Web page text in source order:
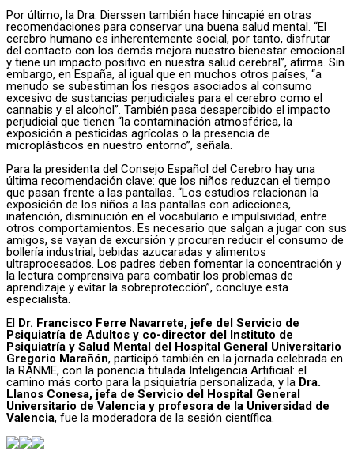
Por último, la Dra. Dierssen también hace hincapié en otras
recomendaciones para conservar una buena salud mental. “El
cerebro humano es inherentemente social, por tanto, disfrutar
del contacto con los demás mejora nuestro bienestar emocional
y tiene un impacto positivo en nuestra salud cerebral”, afirma. Sin
embargo, en España, al igual que en muchos otros países, “a
menudo se subestiman los riesgos asociados al consumo
excesivo de sustancias perjudiciales para el cerebro como el
cannabis y el alcohol”. También pasa desapercibido el impacto
perjudicial que tienen “la contaminación atmosférica, la
exposición a pesticidas agrícolas o la presencia de
microplásticos en nuestro entorno”, señala.
Para la presidenta del Consejo Español del Cerebro hay una
última recomendación clave: que los niños reduzcan el tiempo
que pasan frente a las pantallas. “Los estudios relacionan la
exposición de los niños a las pantallas con adicciones,
inatención, disminución en el vocabulario e impulsividad, entre
otros comportamientos. Es necesario que salgan a jugar con sus
amigos, se vayan de excursión y procuren reducir el consumo de
bollería industrial, bebidas azucaradas y alimentos
ultraprocesados. Los padres deben fomentar la concentración y
la lectura comprensiva para combatir los problemas de
aprendizaje y evitar la sobreprotección”, concluye esta
especialista.
El Dr. Francisco Ferre Navarrete, jefe del Servicio de
Psiquiatría de Adultos y co-director del Instituto de
Psiquiatría y Salud Mental del Hospital General Universitario
Gregorio Marañón, participó también en la jornada celebrada en
la RANME, con la ponencia titulada Inteligencia Artificial: el
camino más corto para la psiquiatría personalizada, y la Dra.
Llanos Conesa, jefa de Servicio del Hospital General
Universitario de Valencia y profesora de la Universidad de
Valencia, fue la moderadora de la sesión científica.